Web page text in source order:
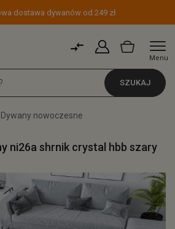
dostawa dywanów od 249 zł
Menu
SZUKAJ
Dywany nowoczesne
ni26a shrnik crystal hbb szary